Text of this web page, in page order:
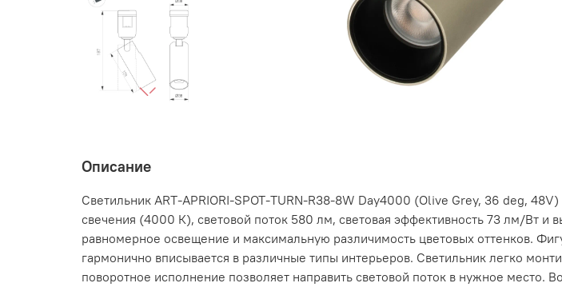
Описание
Светильник ART-APRIORI-SPOT-TURN-R38-8W Day4000 (Olive Grey, 36 deg,
свечения (4000 К), световой поток 580 лм, световая эффективность 73 лм/Вт и
равномерное освещение и максимальную различимость цветовых оттенков.
гармонично вписывается в различные типы интерьеров. Светильник легко
поворотное исполнение позволяет направить световой поток в нужное место.